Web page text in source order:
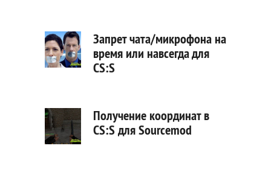
Запрет чата/микрофона на
время или навсегда для
CS:S
Получение координат в
CS:S для Sourcemod